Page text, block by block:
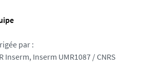
par :
Inserm, Inserm UMR1087 / CNRS